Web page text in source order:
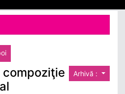
Arhivă :